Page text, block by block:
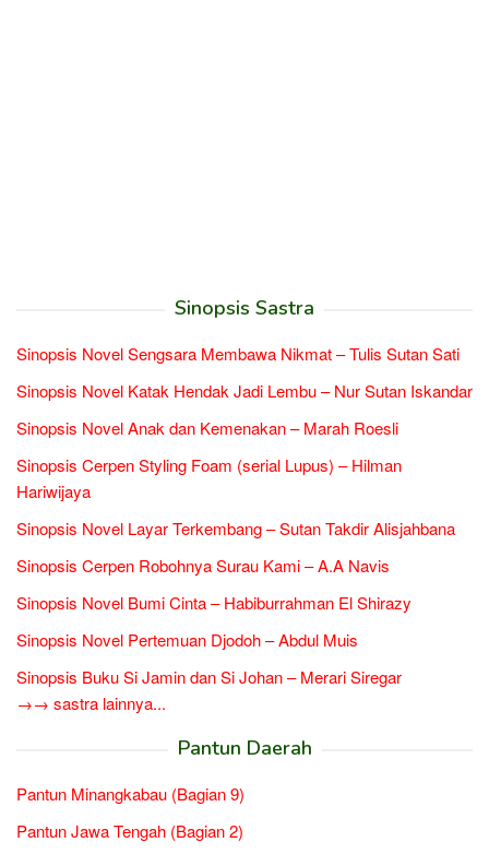
Sinopsis Sastra
Sinopsis Novel Sengsara Membawa Nikmat – Tulis Sutan Sati
Sinopsis Novel Katak Hendak Jadi Lembu – Nur Sutan Iskandar
Sinopsis Novel Anak dan Kemenakan – Marah Roesli
Sinopsis Cerpen Styling Foam (serial Lupus) – Hilman
Hariwijaya
Sinopsis Novel Layar Terkembang – Sutan Takdir Alisjahbana
Sinopsis Cerpen Robohnya Surau Kami – A.A Navis
Sinopsis Novel Bumi Cinta – Habiburrahman El Shirazy
Sinopsis Novel Pertemuan Djodoh – Abdul Muis
Sinopsis Buku Si Jamin dan Si Johan – Merari Siregar
→→ sastra lainnya...
Pantun Daerah
Pantun Minangkabau (Bagian 9)
Pantun Jawa Tengah (Bagian 2)